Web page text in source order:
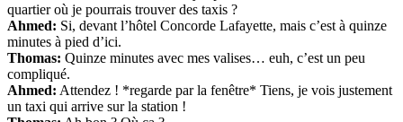
quartier où je pourrais trouver des taxis ?
Ahmed: Si, devant l’hôtel Concorde Lafayette, mais c’est à quinze
minutes à pied d’ici.
Thomas: Quinze minutes avec mes valises… euh, c’est un peu
compliqué.
Ahmed: Attendez ! *regarde par la fenêtre* Tiens, je vois justement
un taxi qui arrive sur la station !